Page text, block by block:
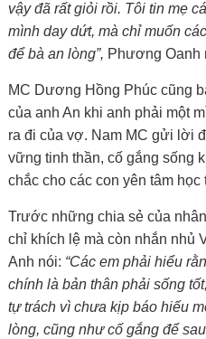
vậy đã rất giỏi rồi. Tôi tin mẹ
mình day dứt, mà chỉ muốn
để bà an lòng”, Phương Oanh
MC Dương Hồng Phúc cũng
của anh An khi anh phải một
ra đi của vợ. Nam MC gửi lời
vững tinh thần, cố gắng sống
chắc cho các con yên tâm học
Trước những chia sẻ của
chỉ khích lệ mà còn nhắn nhủ
Anh nói: “Các em phải hiểu
chính là bản thân phải sống
tự trách vì chưa kịp báo hiếu
lòng, cũng như cố gắng để